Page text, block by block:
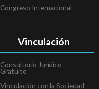
Congreso Internacional
Vinculación
Consultorio Jurídico
Gratuito
Vinculación con la Sociedad